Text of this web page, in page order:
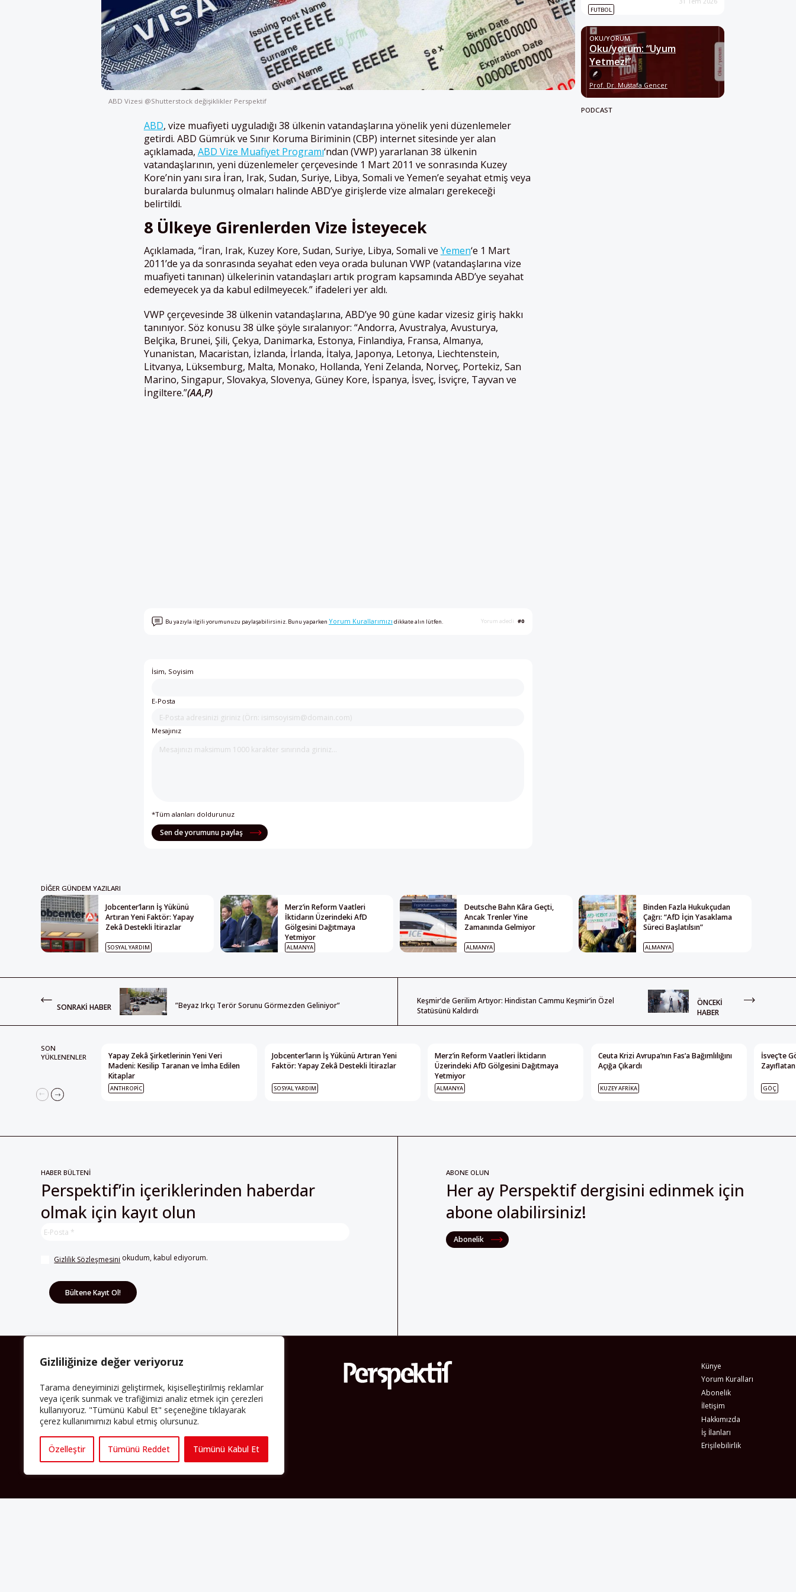
Gizliliğinize değer veriyoruz
Tarama deneyiminizi geliştirmek, kişiselleştirilmiş reklamlar
veya içerik sunmak ve trafiğimizi analiz etmek için çerezleri
kullanıyoruz. "Tümünü Kabul Et" seçeneğine tıklayarak
çerez kullanımımızı kabul etmiş olursunuz.
Özelleştir Tümünü Reddet Tümünü Kabul Et
ABD Vizesi @Shutterstock değişiklikler Perspektif
ABD, vize muafiyeti uyguladığı 38 ülkenin vatandaşlarına yönelik yeni düzenlemeler
getirdi. ABD Gümrük ve Sınır Koruma Biriminin (CBP) internet sitesinde yer alan
açıklamada, ABD Vize Muafiyet Programı‘ndan (VWP) yararlanan 38 ülkenin
vatandaşlarının, yeni düzenlemeler çerçevesinde 1 Mart 2011 ve sonrasında Kuzey
Kore’nin yanı sıra İran, Irak, Sudan, Suriye, Libya, Somali ve Yemen’e seyahat etmiş veya
buralarda bulunmuş olmaları halinde ABD’ye girişlerde vize almaları gerekeceği
belirtildi.
8 Ülkeye Girenlerden Vize İsteyecek
Açıklamada, “İran, Irak, Kuzey Kore, Sudan, Suriye, Libya, Somali ve Yemen‘e 1 Mart
2011’de ya da sonrasında seyahat eden veya orada bulunan VWP (vatandaşlarına vize
muafiyeti tanınan) ülkelerinin vatandaşları artık program kapsamında ABD’ye seyahat
edemeyecek ya da kabul edilmeyecek.” ifadeleri yer aldı.
VWP çerçevesinde 38 ülkenin vatandaşlarına, ABD’ye 90 güne kadar vizesiz giriş hakkı
tanınıyor. Söz konusu 38 ülke şöyle sıralanıyor: “Andorra, Avustralya, Avusturya,
Belçika, Brunei, Şili, Çekya, Danimarka, Estonya, Finlandiya, Fransa, Almanya,
Yunanistan, Macaristan, İzlanda, İrlanda, İtalya, Japonya, Letonya, Liechtenstein,
Litvanya, Lüksemburg, Malta, Monako, Hollanda, Yeni Zelanda, Norveç, Portekiz, San
Marino, Singapur, Slovakya, Slovenya, Güney Kore, İspanya, İsveç, İsviçre, Tayvan ve
İngiltere.”(AA,P)
Bu yazıyla ilgili yorumunuzu paylaşabilirsiniz. Bunu yaparkenYorum Kurallarımızı dikkate alın lütfen. Yorum adedi #0
İsim, Soyisim
E-Posta
Mesajınız
*Tüm alanları doldurunuz
Sen de yorumunu paylaş
FUTBOL
OKU/YORUM
Oku/yorum: “Uyum
Yetmez!”
Prof. Dr. Mustafa Gencer
PODCAST
DIĞER GÜNDEM YAZILARI
Jobcenter’ların İş Yükünü
Artıran Yeni Faktör: Yapay
Zekâ Destekli İtirazlar
SOSYAL YARDIM
Merz’in Reform Vaatleri
İktidarın Üzerindeki AfD
Gölgesini Dağıtmaya
Yetmiyor
ALMANYA
Deutsche Bahn Kâra Geçti,
Ancak Trenler Yine
Zamanında Gelmiyor
ALMANYA
Binden Fazla Hukukçudan
Çağrı: “AfD İçin Yasaklama
Süreci Başlatılsın”
ALMANYA
SONRAKI HABER ”Beyaz Irkçı Terör Sorunu Görmezden Geliniyor”
Keşmir’de Gerilim Artıyor: Hindistan Cammu Keşmir’in Özel
Statüsünü Kaldırdı
ÖNCEKI
HABER
SON
YÜKLENENLER
Yapay Zekâ Şirketlerinin Yeni Veri
Madeni: Kesilip Taranan ve İmha Edilen
Kitaplar
ANTHROPIC
Jobcenter’ların İş Yükünü Artıran Yeni
Faktör: Yapay Zekâ Destekli İtirazlar
SOSYAL YARDIM
Merz’in Reform Vaatleri İktidarın
Üzerindeki AfD Gölgesini Dağıtmaya
Yetmiyor
ALMANYA
Ceuta Krizi Avrupa’nın Fas’a Bağımlılığını
Açığa Çıkardı
KUZEY AFRIKA
İsveç’te
GÖÇ
HABER BÜLTENİ
Perspektif’in içeriklerinden haberdar
olmak için kayıt olun
Gizlilik Sözleşmesini okudum, kabul ediyorum.
ABONE OLUN
Her ay Perspektif dergisini edinmek için
abone olabilirsiniz!
Abonelik
HAKKIMIZDA
Avrupa’ya işçi göçü yarım asrı ardında bırakırken
Müslümanlar da bulundukları ülkelerde kalıcı hâle
geldiler. Bu durum “vatan”, “aidiyet”, “İslam” ve “Avrupa”
gibi birçok kavramın çift taraflı olarak sorgulanmasına
neden oldu. Avrupa’da yerleşik bir Müslüman cemaatin
oluşması, hem yerleşik kültür ve siyasi düzen için, hem
de Müslümanlar için yeni sorulara da kapı araladı.
Yazının devamı
Künye
Yorum Kuralları
Abonelik
İletişim
Hakkımızda
İş İlanları
Erişilebilirlik